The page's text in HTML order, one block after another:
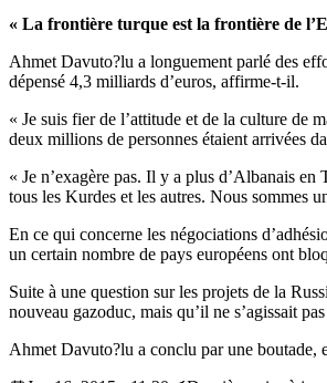
« La frontière turque est la frontière de
Ahmet Davuto?lu a longuement parlé des
dépensé 4,3 milliards d’euros, affirme-t-il.
« Je suis fier de l’attitude et de la culture de
deux millions de personnes étaient arrivées
« Je n’exagère pas. Il y a plus d’Albanais
tous les Kurdes et les autres. Nous sommes
En ce qui concerne les négociations
un certain nombre de pays européens ont
Suite à une question sur les projets de la
nouveau gazoduc, mais qu’il ne s’agissait
Ahmet Davuto?lu a conclu par une boutade,